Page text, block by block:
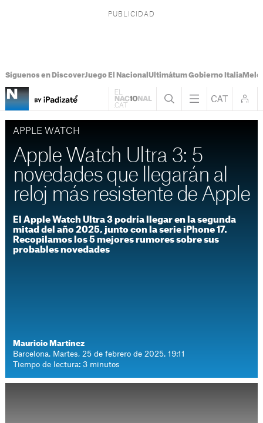
Síguenos en DiscoverJuego El Nacional Ultimátum Gobierno Italia
APPLE WATCH
Apple Watch Ultra 3: 5
novedades que llegarán al
reloj más resistente de Apple
El Apple Watch Ultra 3 podría llegar en la segunda
mitad del año 2025, junto con la serie iPhone 17.
Recopilamos los 5 mejores rumores sobre sus
probables novedades
Mauricio Martínez
Barcelona. Martes, 25 de febrero de 2025. 19:11
Tiempo de lectura: 3 minutos